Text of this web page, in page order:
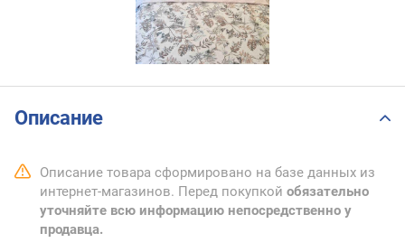
Описание
Описание товара сформировано на базе данных из
интернет-магазинов. Перед покупкой обязательно
уточняйте всю информацию непосредственно у
продавца.